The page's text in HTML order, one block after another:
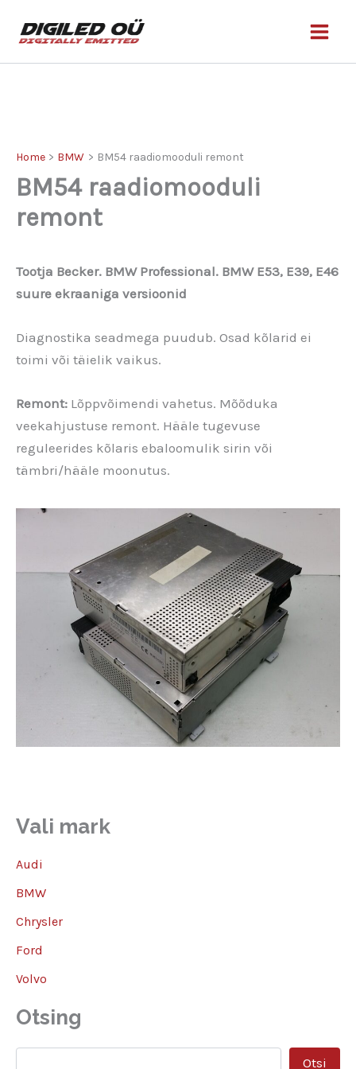
Home BMW BM54 raadiomooduli remont
BM54 raadiomooduli
remont
Tootja Becker. BMW Professional. BMW E53, E39, E46
suure ekraaniga versioonid
Diagnostika seadmega puudub. Osad kõlarid ei
toimi või täielik vaikus.
Remont: Lõppvõimendi vahetus. Mõõduka
veekahjustuse remont. Hääle tugevuse
reguleerides kõlaris ebaloomulik sirin või
tämbri/hääle moonutus.
Vali mark
Audi
BMW
Chrysler
Ford
Volvo
Otsing
ss
Otsi